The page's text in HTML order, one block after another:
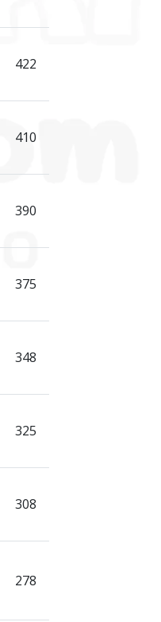
422
410
390
375
348
325
308
278